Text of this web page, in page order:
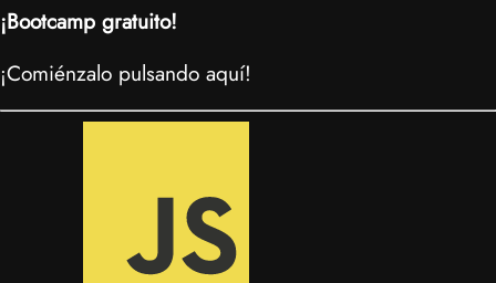
¡Bootcamp gratuito!
¡Comiénzalo pulsando aquí!